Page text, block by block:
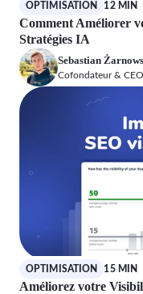
OPTIMISATION 12 MIN
Comment Améliorer
Stratégies IA
Sebastian
Cofondateur & CEO
OPTIMISATION 15 MIN
Améliorez votre